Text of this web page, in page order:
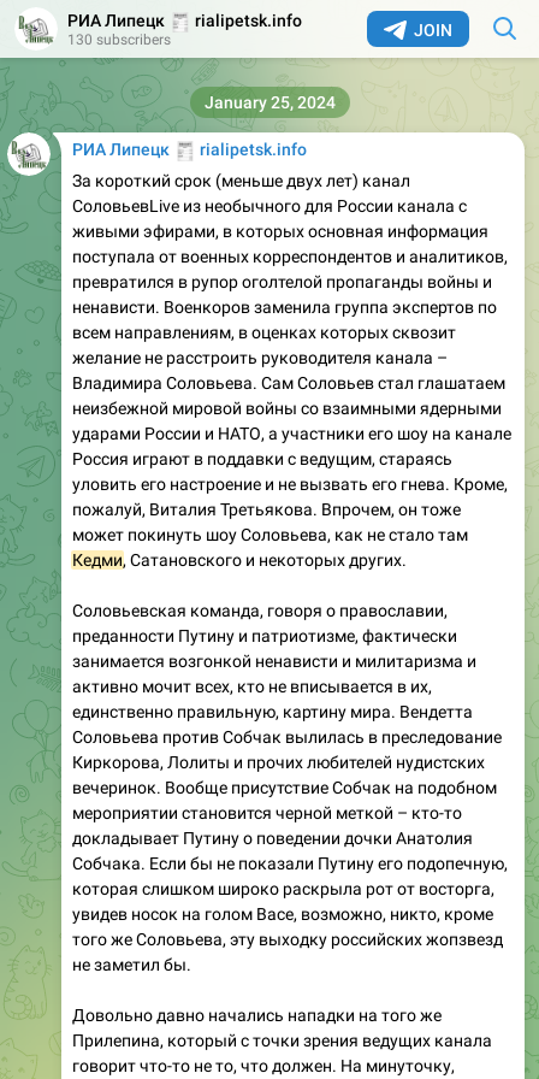
JOIN
РИА Липецк
🧾rialipetsk.info
130 subscribers
РИА Липецк
🧾rialipetsk.info
За короткий срок (меньше двух лет) канал
СоловьевLive из необычного для России канала с
живыми эфирами, в которых основная информация
поступала от военных корреспондентов и аналитиков,
превратился в рупор оголтелой пропаганды войны и
ненависти. Военкоров заменила группа экспертов по
всем направлениям, в оценках которых сквозит
желание не расстроить руководителя канала –
Владимира Соловьева. Сам Соловьев стал глашатаем
неизбежной мировой войны со взаимными ядерными
ударами России и НАТО, а участники его шоу на канале
Россия играют в поддавки с ведущим, стараясь
уловить его настроение и не вызвать его гнева. Кроме,
пожалуй, Виталия Третьякова. Впрочем, он тоже
может покинуть шоу Соловьева, как не стало там
Кедми, Сатановского и некоторых других.
Соловьевская команда, говоря о православии,
преданности Путину и патриотизме, фактически
занимается возгонкой ненависти и милитаризма и
активно мочит всех, кто не вписывается в их,
единственно правильную, картину мира. Вендетта
Соловьева против Собчак вылилась в преследование
Киркорова, Лолиты и прочих любителей нудистских
вечеринок. Вообще присутствие Собчак на подобном
мероприятии становится черной меткой – кто-то
докладывает Путину о поведении дочки Анатолия
Собчака. Если бы не показали Путину его подопечную,
которая слишком широко раскрыла рот от восторга,
увидев носок на голом Васе, возможно, никто, кроме
того же Соловьева, эту выходку российских жопзвезд
не заметил бы.
Довольно давно начались нападки на того же
Прилепина, который с точки зрения ведущих канала
говорит что-то не то, что должен. На минуточку,
January 25, 2024